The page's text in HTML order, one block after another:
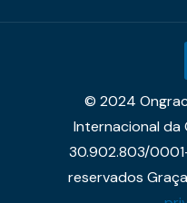
© 2024
Internacional da
30.902.803/
reservados